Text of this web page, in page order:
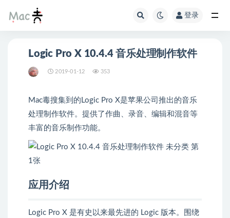
登录
Logic Pro X 10.4.4 音乐处理制作软件
2019-01-12 353
Mac毒搜集到的Logic Pro X是苹果公司推出的音乐
处理制作软件。提供了作曲、录音、编辑和混音等
丰富的音乐制作功能。
应用介绍
Logic Pro X 是有史以来最先进的 Logic 版本。围绕